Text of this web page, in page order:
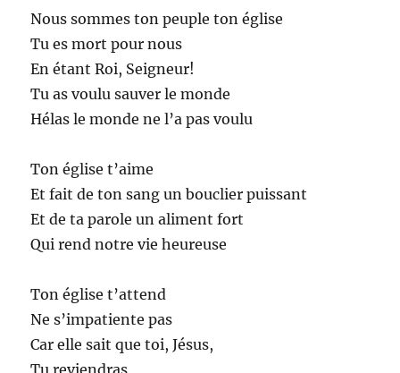
Nous sommes ton peuple ton église
Tu es mort pour nous
En étant Roi, Seigneur!
Tu as voulu sauver le monde
Hélas le monde ne l’a pas voulu
Ton église t’aime
Et fait de ton sang un bouclier puissant
Et de ta parole un aliment fort
Qui rend notre vie heureuse
Ton église t’attend
Ne s’impatiente pas
Car elle sait que toi, Jésus,